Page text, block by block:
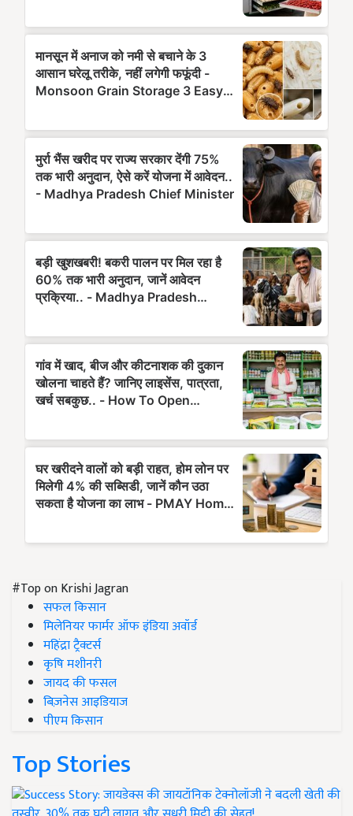
#Top on Krishi Jagran
सफल किसान
मिलेनियर फार्मर ऑफ इंडिया अवॉर्ड
महिंद्रा ट्रैक्टर्स
कृषि मशीनरी
जायद की फसल
बिज़नेस आइडियाज
पीएम किसान
Top Stories